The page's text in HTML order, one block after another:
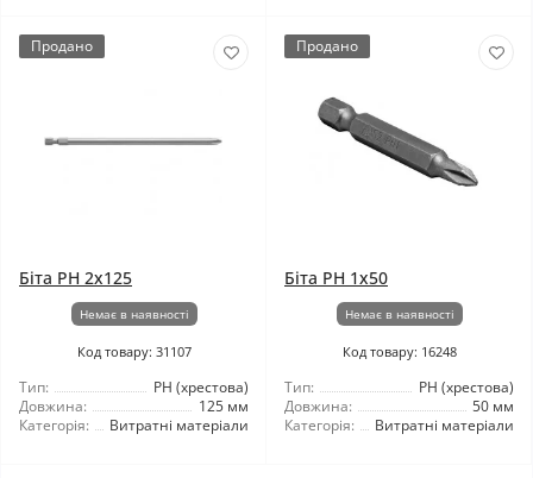
Продано
Біта PH 2x125
Немає в наявності
Код товару: 31107
Тип:
РН (хрестова)
Довжина:
125 мм
Категорія:
Витратні матеріали
Продано
Біта PH 1x50
Немає в наявності
Код товару: 16248
Тип:
РН (хрестова)
Довжина:
50 мм
Категорія:
Витратні матеріали